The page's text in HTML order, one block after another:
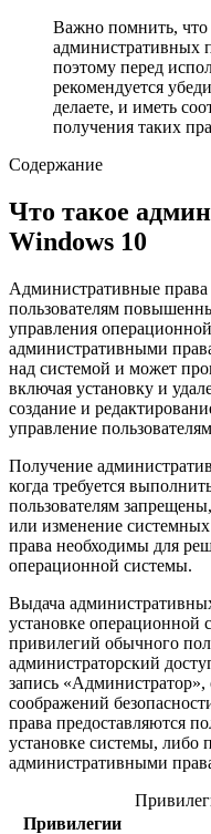
Важно помнить, что
административных
поэтому перед
рекомендуется
делаете, и иметь
получения таких
Содержание
Что такое
Windows 10
Административные
пользователям
управления
административными
над системой и может
включая установку и
создание и
управление
Получение
когда требуется
пользователям
или изменение
права необходимы для
операционной системы.
Выдача
установке
привилегий обычного
администраторский
запись «Администратор»,
соображений
права предоставляются
установке системы, либо
административными
Привилегии